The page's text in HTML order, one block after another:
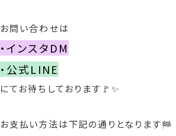
お問い合わせは
・インスタDM
・公式LINE
にてお待ちしております🚩✨
お支払い方法は下記の通りとなります